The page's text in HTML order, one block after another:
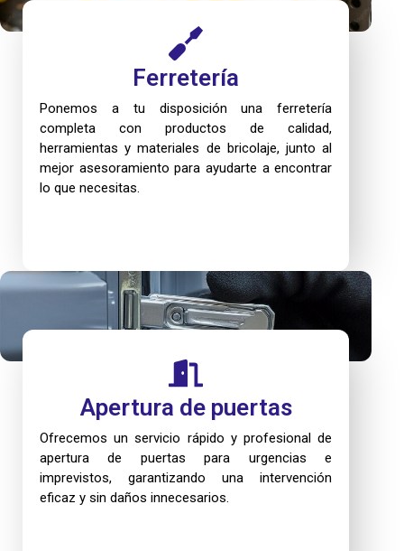
Ferretería
Ponemos a tu disposición una ferretería
completa con productos de calidad,
herramientas y materiales de bricolaje, junto al
mejor asesoramiento para ayudarte a encontrar
lo que necesitas.
Apertura de puertas
Ofrecemos un servicio rápido y profesional de
apertura de puertas para urgencias e
imprevistos, garantizando una intervención
eficaz y sin daños innecesarios.